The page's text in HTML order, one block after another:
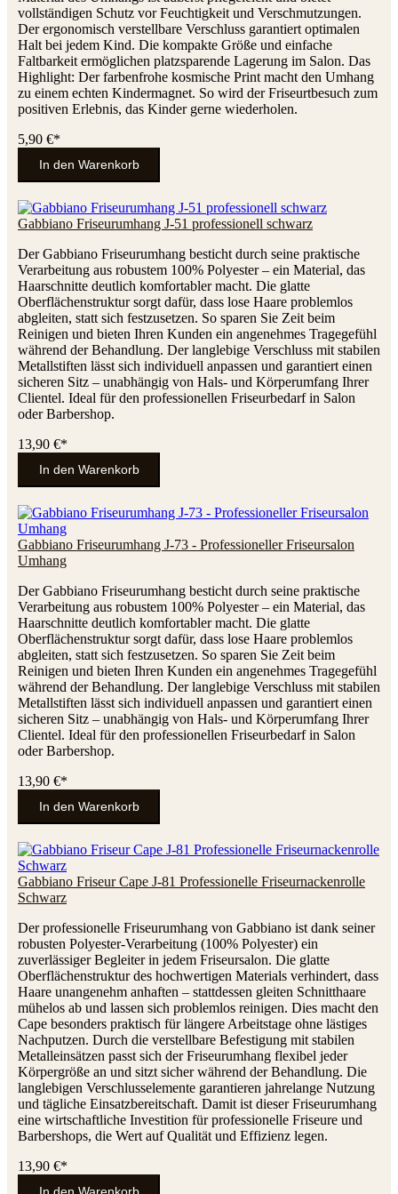
vollständigen Schutz vor Feuchtigkeit und Verschmutzungen.
Der ergonomisch verstellbare Verschluss garantiert optimalen
Halt bei jedem Kind. Die kompakte Größe und einfache
Faltbarkeit ermöglichen platzsparende Lagerung im Salon. Das
Highlight: Der farbenfrohe kosmische Print macht den Umhang
zu einem echten Kindermagnet. So wird der Friseurtbesuch zum
positiven Erlebnis, das Kinder gerne wiederholen.
5,90 €*
In den Warenkorb
Gabbiano Friseurumhang J-51 professionell schwarz
Der Gabbiano Friseurumhang besticht durch seine praktische
Verarbeitung aus robustem 100% Polyester – ein Material, das
Haarschnitte deutlich komfortabler macht. Die glatte
Oberflächenstruktur sorgt dafür, dass lose Haare problemlos
abgleiten, statt sich festzusetzen. So sparen Sie Zeit beim
Reinigen und bieten Ihren Kunden ein angenehmes Tragegefühl
während der Behandlung. Der langlebige Verschluss mit stabilen
Metallstiften lässt sich individuell anpassen und garantiert einen
sicheren Sitz – unabhängig von Hals- und Körperumfang Ihrer
Clientel. Ideal für den professionellen Friseurbedarf in Salon
oder Barbershop.
13,90 €*
In den Warenkorb
Gabbiano Friseurumhang J-73 - Professioneller Friseursalon
Umhang
Der Gabbiano Friseurumhang besticht durch seine praktische
Verarbeitung aus robustem 100% Polyester – ein Material, das
Haarschnitte deutlich komfortabler macht. Die glatte
Oberflächenstruktur sorgt dafür, dass lose Haare problemlos
abgleiten, statt sich festzusetzen. So sparen Sie Zeit beim
Reinigen und bieten Ihren Kunden ein angenehmes Tragegefühl
während der Behandlung. Der langlebige Verschluss mit stabilen
Metallstiften lässt sich individuell anpassen und garantiert einen
sicheren Sitz – unabhängig von Hals- und Körperumfang Ihrer
Clientel. Ideal für den professionellen Friseurbedarf in Salon
oder Barbershop.
13,90 €*
In den Warenkorb
Gabbiano Friseur Cape J-81 Professionelle Friseurnackenrolle
Schwarz
Der professionelle Friseurumhang von Gabbiano ist dank seiner
robusten Polyester-Verarbeitung (100% Polyester) ein
zuverlässiger Begleiter in jedem Friseursalon. Die glatte
Oberflächenstruktur des hochwertigen Materials verhindert, dass
Haare unangenehm anhaften – stattdessen gleiten Schnitthaare
mühelos ab und lassen sich problemlos reinigen. Dies macht den
Cape besonders praktisch für längere Arbeitstage ohne lästiges
Nachputzen. Durch die verstellbare Befestigung mit stabilen
Metalleinsätzen passt sich der Friseurumhang flexibel jeder
Körpergröße an und sitzt sicher während der Behandlung. Die
langlebigen Verschlusselemente garantieren jahrelange Nutzung
und tägliche Einsatzbereitschaft. Damit ist dieser Friseurumhang
eine wirtschaftliche Investition für professionelle Friseure und
Barbershops, die Wert auf Qualität und Effizienz legen.
13,90 €*